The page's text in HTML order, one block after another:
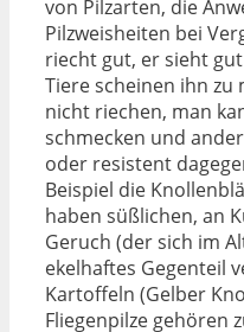
von Pilzarten, die
Pilzweisheiten bei
riecht gut, er sieht
Tiere scheinen ihn zu
nicht riechen, man
schmecken und
oder resistent
Beispiel die
haben süßlichen, an
Geruch (der sich im
ekelhaftes Gegenteil
Kartoffeln (Gelber
Fliegenpilze gehören